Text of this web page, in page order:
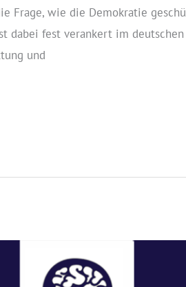
Frage, wie die Demokratie
dabei fest verankert im deutschen
und